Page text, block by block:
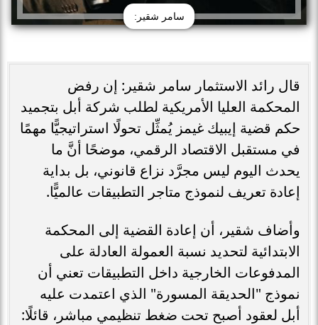
سامر شقير:
قال رائد الاستثمار سامر شقير: إن رفض
المحكمة العليا الأمريكية لطلب شركة أبل بتجميد
حكم قضية إيبيك غيمز يُمثِّل تحولًا استراتيجيًّا مهمًا
في مستقبل الاقتصاد الرقمي، موضحًا أنَّ ما
يحدث اليوم ليس مجرَّد نزاع قانوني، بل بداية
إعادة تعريف لنموذج متاجر التطبيقات عالميًّا.
وأضاف شقير، أن إعادة القضية إلى المحكمة
الابتدائية لتحديد نسبة العمولة العادلة على
المدفوعات الخارجية داخل التطبيقات تعني أن
نموذج "الحديقة المسورة" الذي اعتمدت عليه
أبل لعقود أصبح تحت ضغط تنظيمي مباشر، قائلًا: